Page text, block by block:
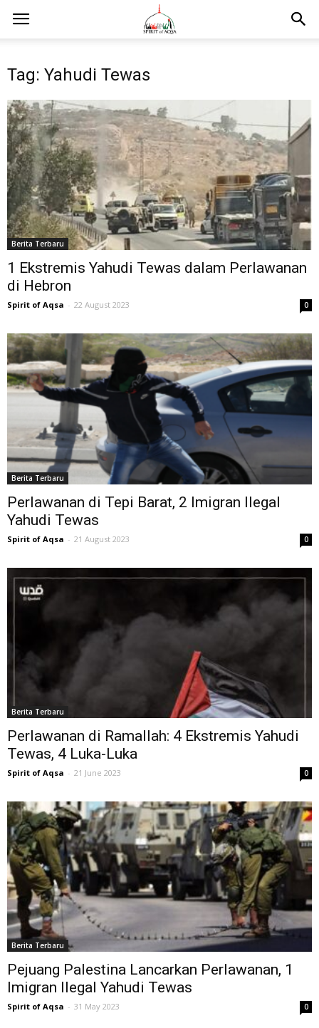
Tag: Yahudi Tewas
Berita Terbaru
1 Ekstremis Yahudi Tewas dalam Perlawanan
di Hebron
Spirit of Aqsa - 22 August 2023 0
Berita Terbaru
Perlawanan di Tepi Barat, 2 Imigran Ilegal
Yahudi Tewas
Spirit of Aqsa - 21 August 2023 0
Berita Terbaru
Perlawanan di Ramallah: 4 Ekstremis Yahudi
Tewas, 4 Luka-Luka
Spirit of Aqsa - 21 June 2023 0
Berita Terbaru
Pejuang Palestina Lancarkan Perlawanan, 1
Imigran Ilegal Yahudi Tewas
Spirit of Aqsa - 31 May 2023 0